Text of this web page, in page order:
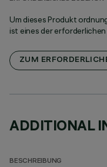
Um dieses Produkt
ist eines der
ZUM
ADDITIONAL
BESCHREIBUNG